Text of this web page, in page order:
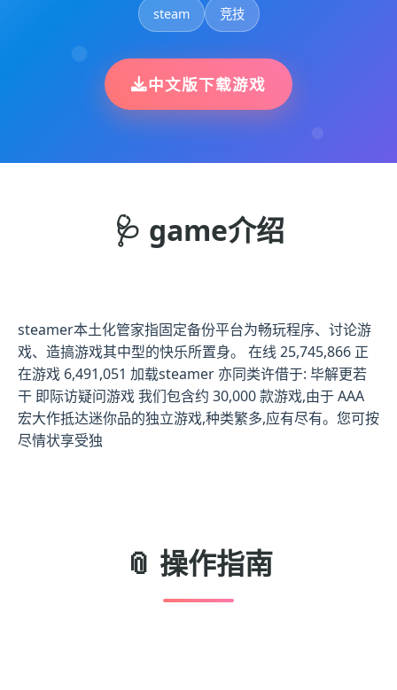
steam 竞技
中文版下载游戏
🩺 game介绍
steamer本土化管家指固定备份平台为畅玩程序、讨论游
戏、造搞游戏其中型的快乐所置身。 在线 25,745,866 正
在游戏 6,491,051 加载steamer 亦同类许借于: 毕解更若
干 即际访疑问游戏 我们包含约 30,000 款游戏,由于 AAA
宏大作抵达迷你品的独立游戏,种类繁多,应有尽有。您可按
尽情状享受独
📎 操作指南